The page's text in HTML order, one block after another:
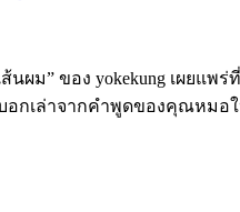
” ของ yokekung เผยแพร่ที่
บอกเล่าจากคำพูดของคุณห